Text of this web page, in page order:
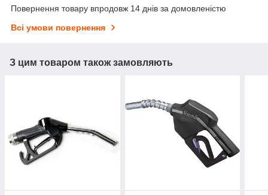
Повернення товару впродовж 14 днів за домовленістю
Всі умови повернення
З цим товаром також замовляють